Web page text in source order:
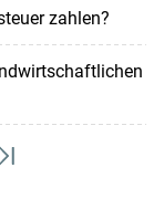
zahlen?
zum